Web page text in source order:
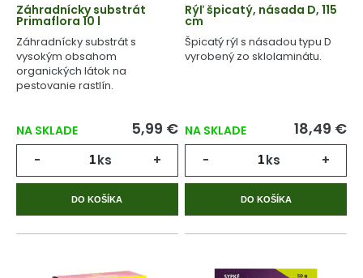
Záhradnícky substrát
Primaflora 10 l
Záhradnícky substrát s
vysokým obsahom
organických látok na
pestovanie rastlín.
NA SKLADE 5,99 €
- ks +
DO KOŠÍKA
Rýľ špicatý, násada D, 115
cm
Špicatý rýl s násadou typu D
vyrobený zo sklolaminátu.
NA SKLADE 18,49 €
- ks +
DO KOŠÍKA